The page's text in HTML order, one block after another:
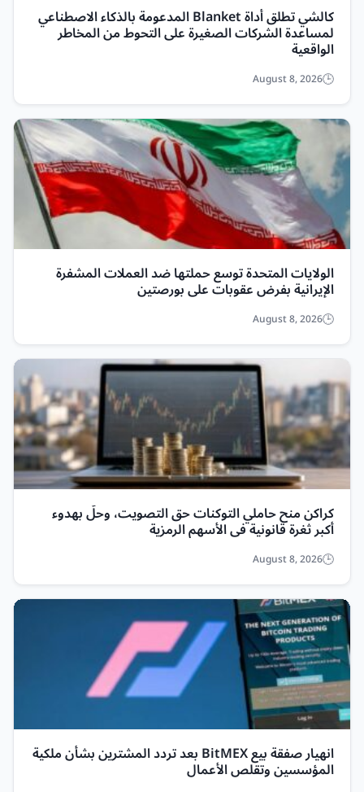
كالشي تطلق أداة Blanket المدعومة بالذكاء الاصطناعي
لمساعدة الشركات الصغيرة على التحوط من المخاطر
الواقعية
August 8, 2026
الولايات المتحدة توسع حملتها ضد العملات المشفرة
الإيرانية بفرض عقوبات على بورصتين
August 8, 2026
كراكن منح حاملي التوكنات حق التصويت، وحلّ بهدوء
أكبر ثغرة قانونية في الأسهم الرمزية
August 8, 2026
انهيار صفقة بيع BitMEX بعد تردد المشترين بشأن ملكية
المؤسسين وتقلص الأعمال